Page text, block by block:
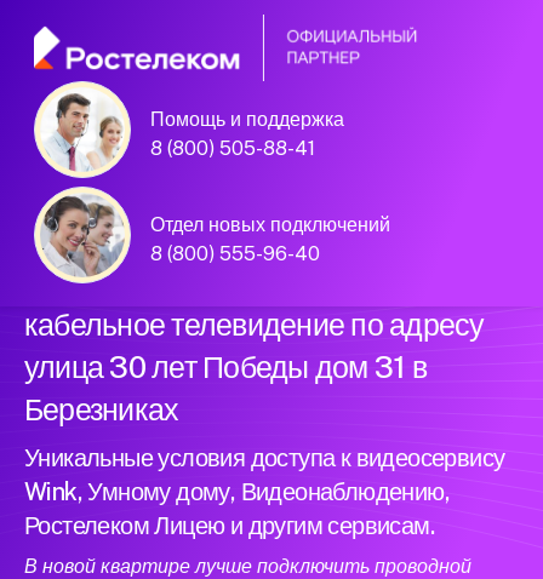
Помощь и поддержка
8 (800) 505-88-41
Отдел новых подключений
8 (800) 555-96-40
Официальный
партнер Ростелеком
Подключили новый интернет и
кабельное телевидение по адресу
улица 30 лет Победы дом 31 в
Березниках
Уникальные условия доступа к видеосервису
Wink, Умному дому, Видеонаблюдению,
Ростелеком Лицею и другим сервисам.
В новой квартире лучше подключить проводной